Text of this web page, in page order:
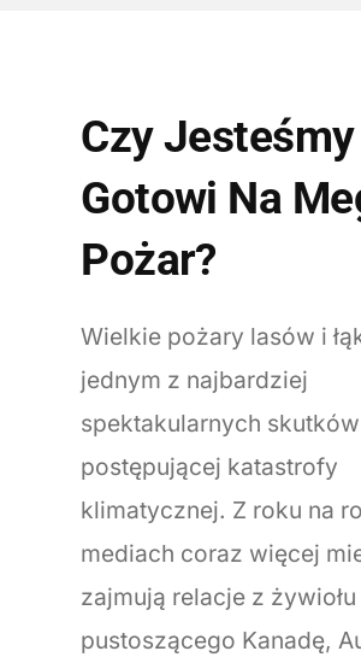
Czy Jesteśmy
Gotowi Na
Pożar?
Wielkie pożary lasów i
jednym z najbardziej
spektakularnych skutków
postępującej katastrofy
klimatycznej. Z roku na
mediach coraz więcej
zajmują relacje z żywiołu
pustoszącego Kanadę,